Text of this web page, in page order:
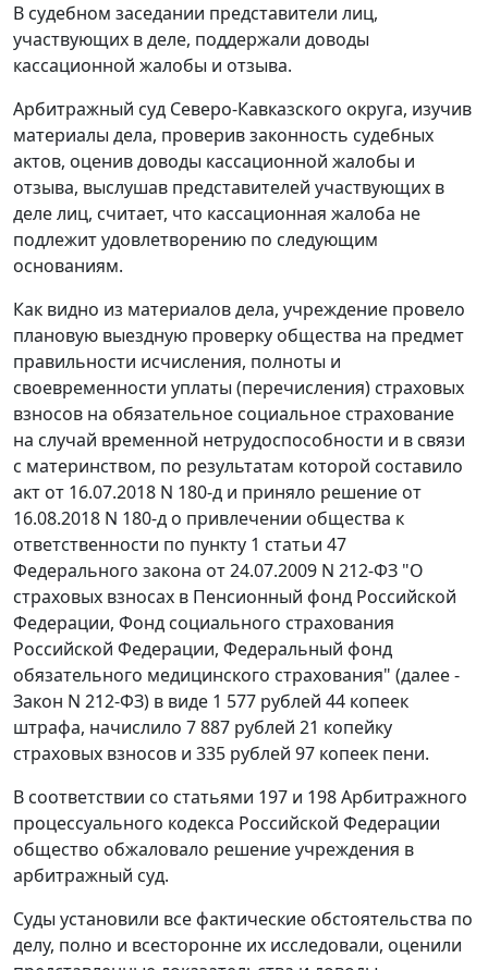
В судебном заседании представители лиц,
участвующих в деле, поддержали доводы
кассационной жалобы и отзыва.
Арбитражный суд Северо-Кавказского округа, изучив
материалы дела, проверив законность судебных
актов, оценив доводы кассационной жалобы и
отзыва, выслушав представителей участвующих в
деле лиц, считает, что кассационная жалоба не
подлежит удовлетворению по следующим
основаниям.
Как видно из материалов дела, учреждение провело
плановую выездную проверку общества на предмет
правильности исчисления, полноты и
своевременности уплаты (перечисления) страховых
взносов на обязательное социальное страхование
на случай временной нетрудоспособности и в связи
с материнством, по результатам которой составило
акт от 16.07.2018 N 180-д и приняло решение от
16.08.2018 N 180-д о привлечении общества к
ответственности по пункту 1 статьи 47
Федерального закона от 24.07.2009 N 212-ФЗ "О
страховых взносах в Пенсионный фонд Российской
Федерации, Фонд социального страхования
Российской Федерации, Федеральный фонд
обязательного медицинского страхования" (далее -
Закон N 212-ФЗ) в виде 1 577 рублей 44 копеек
штрафа, начислило 7 887 рублей 21 копейку
страховых взносов и 335 рублей 97 копеек пени.
В соответствии со статьями 197 и 198 Арбитражного
процессуального кодекса Российской Федерации
общество обжаловало решение учреждения в
арбитражный суд.
Суды установили все фактические обстоятельства по
делу, полно и всесторонне их исследовали, оценили